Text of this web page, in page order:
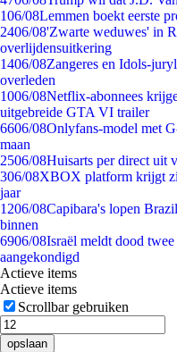
106/08Lemmen boekt eerste
2406/08'Zwarte weduwes' in
overlijdensuitkering
1406/08Zangeres en Idols-
overleden
1006/08Netflix-abonnees
uitgebreide GTA VI trailer
6606/08Onlyfans-model met
maan
2506/08Huisarts per direct uit
306/08XBOX platform krijgt
jaar
1206/08Capibara's lopen
binnen
6906/08Israël meldt dood
aangekondigd
Actieve items
Actieve items
Scrollbar gebruiken
opslaan